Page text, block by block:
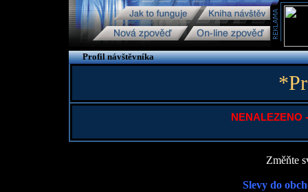
Profil návštěvníka
NENALEZENO
Změňte
Slevy do